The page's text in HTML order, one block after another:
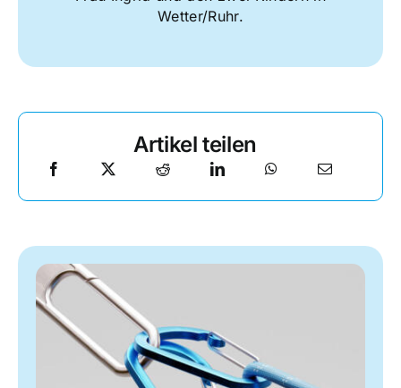
Wetter/Ruhr.
Artikel teilen